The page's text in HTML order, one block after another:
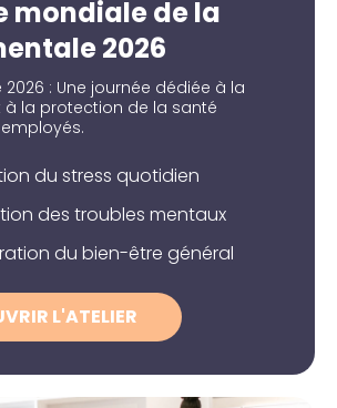
mondiale de la
2026
2026 : Une journée dédiée à la
à la protection de la santé
du stress quotidien
des troubles mentaux
du bien-être général
L'ATELIER